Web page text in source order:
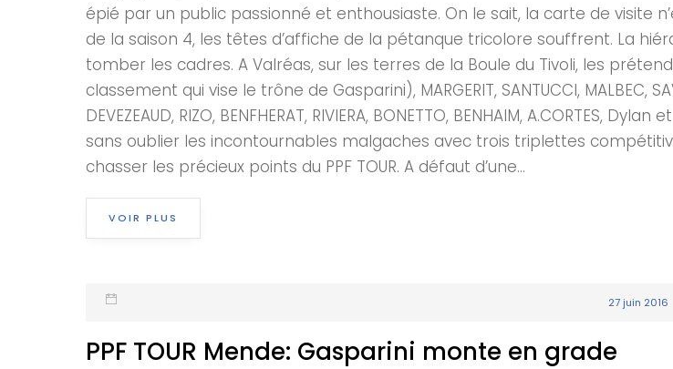
épié par un public passionné et enthousiaste. On le sait, la carte de visite
de la saison 4, les têtes d’affiche de la pétanque tricolore souffrent. La
tomber les cadres. A Valréas, sur les terres de la Boule du Tivoli, les
classement qui vise le trône de Gasparini), MARGERIT, SANTUCCI, MALBEC,
DEVEZEAUD, RIZO, BENFHERAT, RIVIERA, BONETTO, BENHAIM, A.CORTES, Dylan
sans oublier les incontournables malgaches avec trois triplettes
chasser les précieux points du PPF TOUR. A défaut d’une...
VOIR PLUS
27 juin 2016
PPF TOUR Mende: Gasparini monte en grade